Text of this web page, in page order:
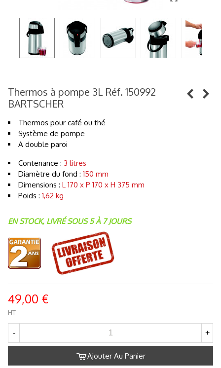
Thermos à pompe 3L Réf. 150992
BARTSCHER
Thermos pour café ou thé
Système de pompe
A double paroi
Contenance : 3 litres
Diamètre du fond : 150 mm
Dimensions : L 170 x P 170 x H 375 mm
Poids : 1,62 kg
EN STOCK, LIVRÉ SOUS 5 À 7 JOURS
49,00 €
HT
- +
Ajouter Au Panier